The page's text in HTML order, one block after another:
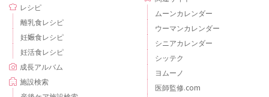
レシピ
離乳食レシピ
妊娠食レシピ
妊活食レシピ
成長アルバム
施設検索
ムーンカレンダー
ウーマンカレンダー
シニアカレンダー
シッテク
ヨムーノ
医師監修.com